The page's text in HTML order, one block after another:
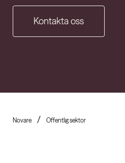
Kontakta oss
Novare Offentlig sektor